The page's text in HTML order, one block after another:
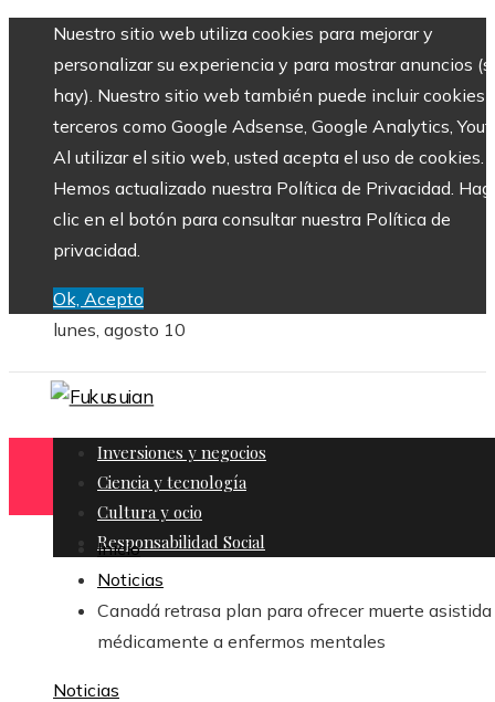
Nuestro sitio web utiliza cookies para mejorar y
personalizar su experiencia y para mostrar anuncios
hay). Nuestro sitio web también puede incluir cookies
terceros como Google Adsense, Google Analytics,
Al utilizar el sitio web, usted acepta el uso de cookies.
Hemos actualizado nuestra Política de Privacidad.
clic en el botón para consultar nuestra Política de
privacidad.
Ok, Acepto
lunes, agosto 10
Inversiones y negocios
Ciencia y tecnología
Cultura y ocio
Responsabilidad Social
Inicio
Noticias
Canadá retrasa plan para ofrecer muerte asistida
médicamente a enfermos mentales
Noticias